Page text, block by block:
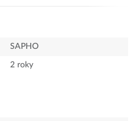
SAPHO
2 roky